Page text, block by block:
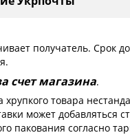
получатель. Срок
счет магазина.
хрупкого товара
может добавляться
пакования согласно